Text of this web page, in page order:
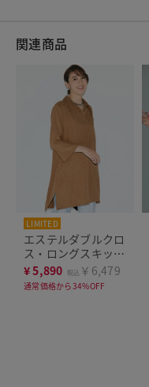
関連商品
LIMITED
エステルダブルクロ
ス・ロングスキッパ
ーブラウス
¥5,890 税込 ￥6,479
通常価格から34%OFF